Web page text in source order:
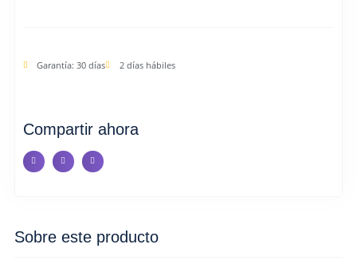
Sobre este producto
Garantía: 30 días 2 días hábiles
Compartir ahora